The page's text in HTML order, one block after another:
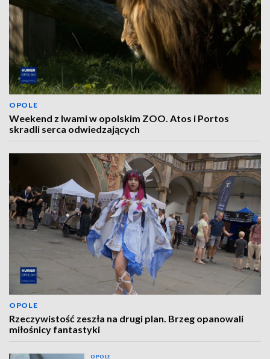
OPOLE
Weekend z lwami w opolskim ZOO. Atos i Portos
skradli serca odwiedzających
OPOLE
Rzeczywistość zeszła na drugi plan. Brzeg opanowali
miłośnicy fantastyki
OPOLE